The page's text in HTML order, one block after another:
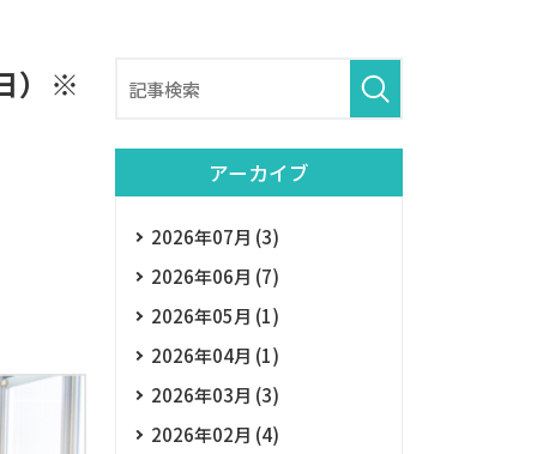
）※
アーカイブ
2026年07月 (3)
2026年06月 (7)
2026年05月 (1)
2026年04月 (1)
2026年03月 (3)
2026年02月 (4)